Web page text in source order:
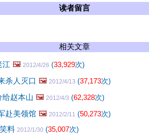
读者留言
相关文章
江 🖼️ 2012/4/26 (33,929次)
杀人灭口 🖼️ 2012/4/13 (37,173次)
给赵本山 🖼️ 2012/4/3 (62,328次)
赴美领馆 🖼️ 2012/2/11 (50,273次)
料 2012/1/30 (35,007次)